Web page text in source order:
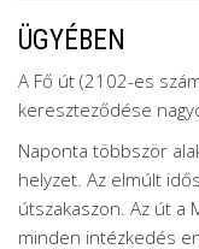
ÜGYÉBEN
A Fő út (2102-es
kereszteződése
Naponta többször
helyzet. Az elmúlt
útszakaszon. Az út a
minden intézkedés